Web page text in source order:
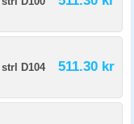
D104 511.30 kr